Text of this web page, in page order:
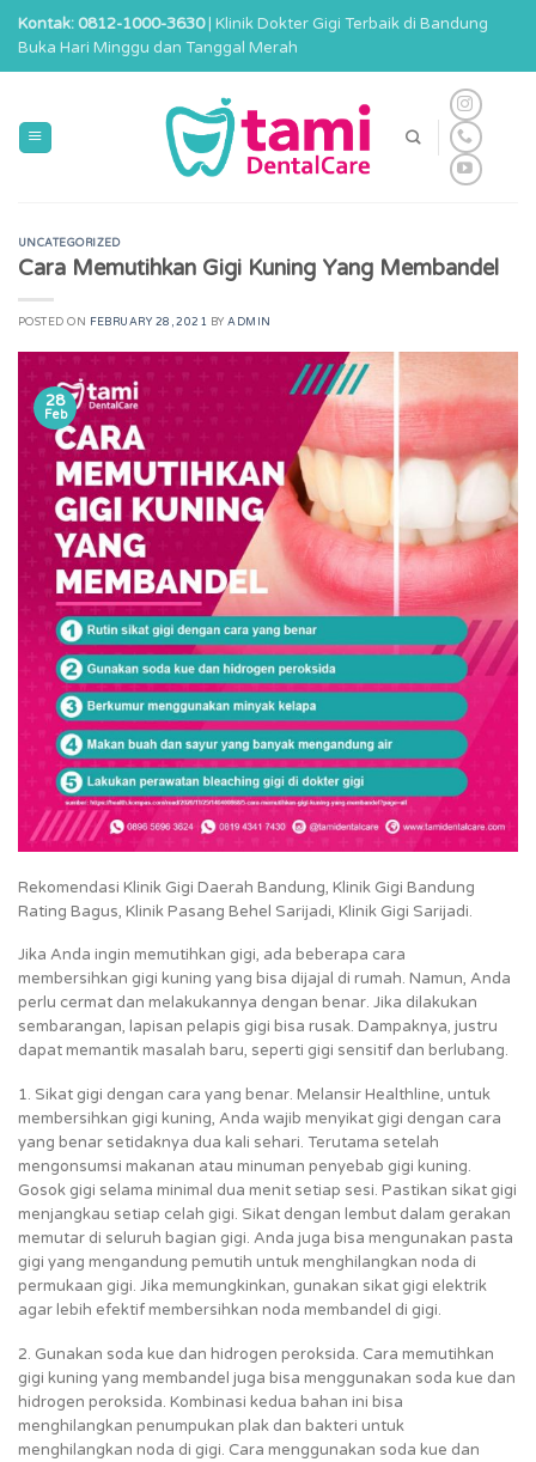
Skip
content
Kontak: 0812-1000-3630| Klinik Dokter Gigi Terbaik di Bandung
Buka Hari Minggu dan Tanggal Merah
UNCATEGORIZED
Cara Memutihkan Gigi Kuning Yang Membandel
POSTED ON FEBRUARY 28, 2021 BYADMIN
28
Feb
Rekomendasi Klinik Gigi Daerah Bandung, Klinik Gigi Bandung
Rating Bagus, Klinik Pasang Behel Sarijadi, Klinik Gigi Sarijadi.
Jika Anda ingin memutihkan gigi, ada beberapa cara
membersihkan gigi kuning yang bisa dijajal di rumah. Namun, Anda
perlu cermat dan melakukannya dengan benar. Jika dilakukan
sembarangan, lapisan pelapis gigi bisa rusak. Dampaknya, justru
dapat memantik masalah baru, seperti gigi sensitif dan berlubang.
1. Sikat gigi dengan cara yang benar. Melansir Healthline, untuk
membersihkan gigi kuning, Anda wajib menyikat gigi dengan cara
yang benar setidaknya dua kali sehari. Terutama setelah
mengonsumsi makanan atau minuman penyebab gigi kuning.
Gosok gigi selama minimal dua menit setiap sesi. Pastikan sikat gigi
menjangkau setiap celah gigi. Sikat dengan lembut dalam gerakan
memutar di seluruh bagian gigi. Anda juga bisa mengunakan pasta
gigi yang mengandung pemutih untuk menghilangkan noda di
permukaan gigi. Jika memungkinkan, gunakan sikat gigi elektrik
agar lebih efektif membersihkan noda membandel di gigi.
2. Gunakan soda kue dan hidrogen peroksida. Cara memutihkan
gigi kuning yang membandel juga bisa menggunakan soda kue dan
hidrogen peroksida. Kombinasi kedua bahan ini bisa
menghilangkan penumpukan plak dan bakteri untuk
menghilangkan noda di gigi. Cara menggunakan soda kue dan